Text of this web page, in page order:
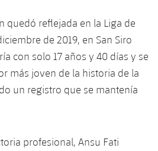
de ruedas
quedó reflejada en la Liga de
de 2019, en San Siro
con solo 17 años y 40 días y se
más joven de la historia de la
un registro que se mantenía
profesional, Ansu Fati